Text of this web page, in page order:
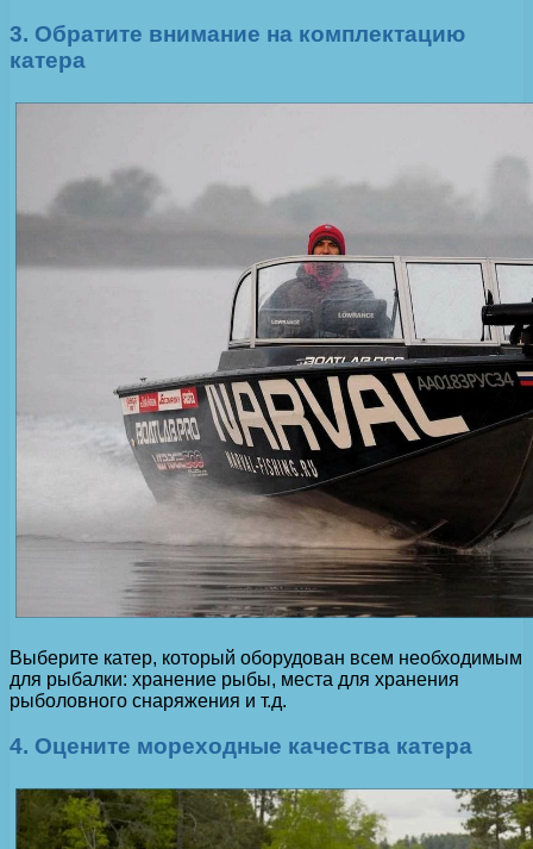
3. Обратите внимание на комплектацию
катера
Выберите катер, который оборудован всем необходимым
для рыбалки: хранение рыбы, места для хранения
рыболовного снаряжения и т.д.
4. Оцените мореходные качества катера